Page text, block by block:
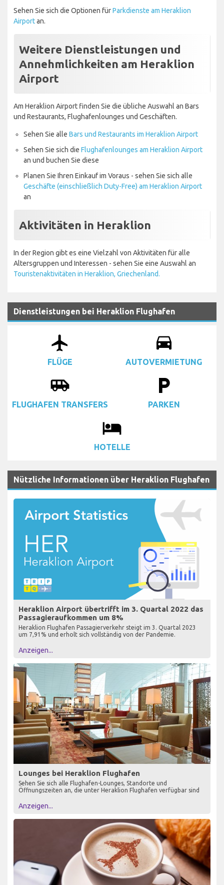
Sehen Sie sich die Optionen fürParkdienste am Heraklion
Airportan.
Weitere Dienstleistungen und
Annehmlichkeiten am Heraklion
Airport
Am Heraklion Airport finden Sie die übliche Auswahl an Bars
und Restaurants, Flughafenlounges und Geschäften.
Sehen Sie alle Bars und Restaurants im Heraklion Airport
Sehen Sie sich die Flughafenlounges am Heraklion Airport
an und buchen Sie diese
Planen Sie Ihren Einkauf im Voraus - sehen Sie sich alle
Geschäfte (einschließlich Duty-Free) am Heraklion Airport
an
Aktivitäten in Heraklion
In der Region gibt es eine Vielzahl von Aktivitäten für alle
Altersgruppen und Interessen - sehen Sie eine Auswahl an
Touristenaktivitäten in Heraklion, Griechenland.
Dienstleistungen bei Heraklion Flughafen
airplanemode_active
FLÜGE
drive_eta
AUTOVERMIETUNG
airport_shuttle
FLUGHAFEN TRANSFERS
local_parking
PARKEN
local_hotel
HOTELLE
Nützliche Informationen über Heraklion Flughafen
Heraklion Airport übertrifft im 3. Quartal 2022 das
Passagieraufkommen um 8%
Heraklion Flughafen Passagierverkehr steigt im 3. Quartal 2023
um 7,91% und erholt sich vollständig von der Pandemie.
Anzeigen...
Lounges bei Heraklion Flughafen
Sehen Sie sich alle Flughafen-Lounges, Standorte und
Öffnungszeiten an, die unter Heraklion Flughafen verfügbar sind
Anzeigen...